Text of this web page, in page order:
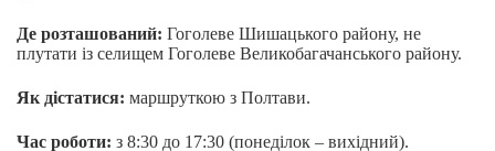
Де розташований: Гоголеве Шишацького району, не
плутати із селищем Гоголеве Великобагачанського району.
Як дістатися: маршруткою з Полтави.
Час роботи: з 8:30 до 17:30 (понеділок – вихідний).